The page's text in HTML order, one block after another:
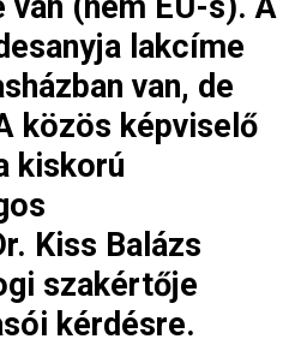
lakcíme
van, de
közös képviselő
kiskorú
Kiss Balázs
szakértője
kérdésre.